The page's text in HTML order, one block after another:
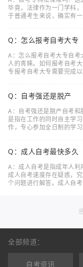
毕竟，法律作为一门学科
于普通考生来说，确实有
Q：怎么报考自考大专
A：怎么报考自考大专自
人的青睐。如何报考自考
专报考自考大专需要完成
Q：自考强还是脱产
A：自考强还是脱产自考
是指在工作的同时自主学
作，专心参加全日制的学
Q：成人自考最快多久
A：成人自考是指成年人
成人自考速度存在疑惑，
个问题进行解答。成人自
全部频道：
自考资讯